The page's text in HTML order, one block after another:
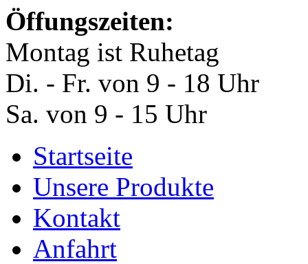
Öffungszeiten:
Montag ist Ruhetag
Di. - Fr. von 9 - 18 Uhr
Sa. von 9 - 15 Uhr
Startseite
Unsere Produkte
Kontakt
Anfahrt